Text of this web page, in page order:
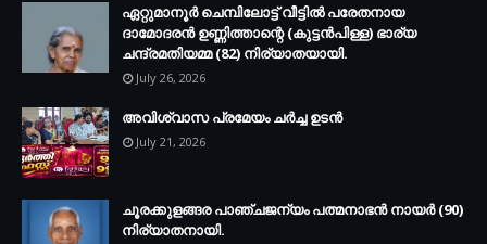
ഏറ്റുമാനൂര്‍ ചെമ്പിലോട്ട് വീട്ടില്‍ പരേതനായ
ദാമോദരന്‍ ഉണ്ണിത്താന്റെ (കുട്ടന്‍പിള്ള) ഭാര്യ
ചന്ദ്രമതിയമ്മ (82) നിര്യാതയായി.
July 26, 2026
അവിശ്വാസ പ്രമേയം ചര്‍ച്ച ഉടന്‍
July 21, 2026
ചൂരക്കുളങ്ങര പാഞ്ചജന്യം പത്മനാഭന്‍ നായര്‍ (90)
നിര്യാതനായി.